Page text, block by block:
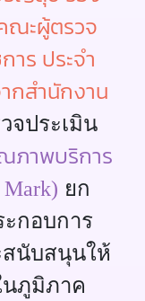
ณะผู้ตรวจ
าร ประจำ
กสำนักงาน
จประเมิน
ภาพบริการ
ยก
กอบการ
นับสนุนให้
นภูมิภาค